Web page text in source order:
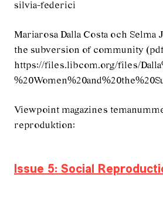
silvia-federici
Mariarosa Dalla Costa och Selma
the subversion of community
https://files.libcom.org/files/
Viewpoint magazines
reproduktion:
Issue 5: Social